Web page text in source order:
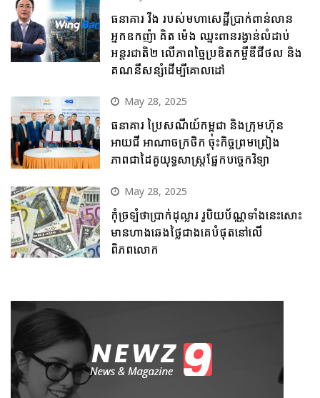
ធនាគារ វីង របស់មហាសេដ្ឋីប្រាក់ពាន់លាន
អ្នកឧកញ៉ា គិត ម៉េង ឈ្នះពានរង្វាន់លំដាប់
អន្តរជាតិ២ លើភាពច្នៃប្រឌិតកម្ចីឌីជីថល និង
គណនីសន្សំដើម្បីគោលដៅ
May 28, 2025
ធនាគារ ប្រៃសណីយ៍កម្ពុជា និងក្រុមហ៊ុន
អាយជី អាណាចក្រថិក ចុះកិច្ចព្រមព្រៀង
ភាពជាដៃគូយុទ្ធសាស្ត្រផ្នែកបច្ចេកវិទ្យា
May 28, 2025
កុំច្រឡំថាប្រាក់ដុល្លារ រូបិយប័ណ្ណទាំងនេះសោះ
មានហាងឆេងថ្លៃជាងគេបំផុតនៅលើ
ពិភពលោក